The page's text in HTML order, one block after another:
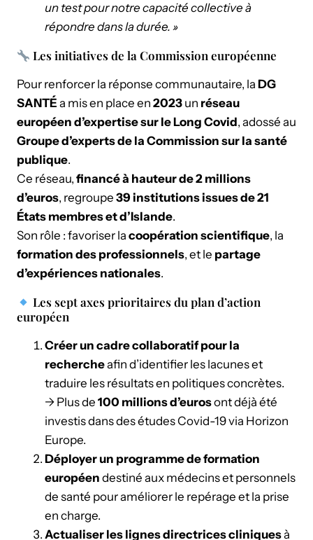
un test pour notre capacité collective à
répondre dans la durée. »
Les initiatives de la Commission européenne
Pour renforcer la réponse communautaire, la DG
SANTÉ a mis en place en 2023 un réseau
européen d’expertise sur le Long Covid, adossé au
Groupe d’experts de la Commission sur la santé
publique.
Ce réseau, financé à hauteur de 2 millions
d’euros, regroupe 39 institutions issues de 21
États membres et d’Islande.
Son rôle : favoriser la coopération scientifique, la
formation des professionnels, et le partage
d’expériences nationales.
Les sept axes prioritaires du plan d’action
européen
Créer un cadre collaboratif pour la
rechercheafin d’identifier les lacunes et
traduire les résultats en politiques concrètes.
→ Plus de 100 millions d’eurosont déjà été
investis dans des études Covid-19 via Horizon
Europe.
Déployer un programme de formation
européen destiné aux médecins et personnels
de santé pour améliorer le repérage et la prise
en charge.
Actualiser les lignes directrices cliniquesà